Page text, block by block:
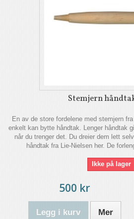
Stemjern
En av de store fordelene med stemjern
enkelt kan bytte håndtak. Lenger håndtak
når du trenger det. Du dreier dem lett
håndtak fra Lie-Nielsen her. De
Ikke på lager
500 kr
Legg i kurv Mer